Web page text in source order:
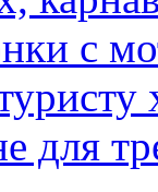
с
для